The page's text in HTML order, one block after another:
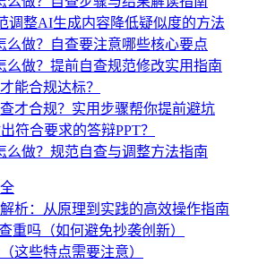
调整AI生成内容降低疑似度的方法
么做？自查要注意哪些核心要点
么做？提前自查规范修改实用指南
能合规达标？
才合规？实用步骤帮你提前避坑
符合要求的答辩PPT？
么做？规范自查与调整方法指南
析：从原理到实践的高效操作指南
重吗（如何避免抄袭创新）
这些特点需要注意）